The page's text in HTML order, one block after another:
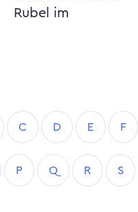
Rubel im
C D E F
P Q R S